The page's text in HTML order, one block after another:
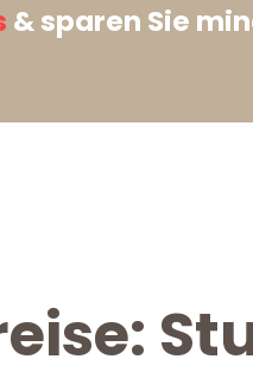
& sparen Sie